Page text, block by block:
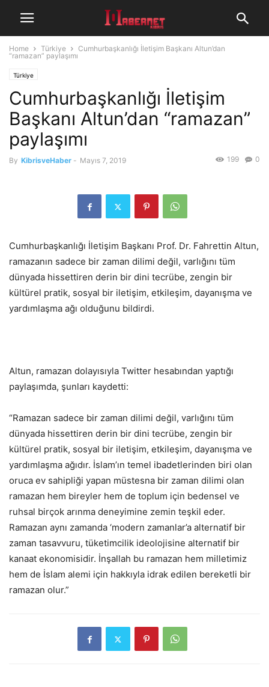
Home Türkiye
Cumhurbaşkanlığı İletişim Başkanı Altun’dan
“ramazan” paylaşımı
Türkiye
Cumhurbaşkanlığı İletişim
Başkanı Altun’dan “ramazan”
paylaşımı
By KibrisveHaber - Mayıs 7, 2019 0
199
Cumhurbaşkanlığı İletişim Başkanı Prof. Dr. Fahrettin Altun,
ramazanın sadece bir zaman dilimi değil, varlığını tüm
dünyada hissettiren derin bir dini tecrübe, zengin bir
kültürel pratik, sosyal bir iletişim, etkileşim, dayanışma ve
yardımlaşma ağı olduğunu bildirdi.
Altun, ramazan dolayısıyla Twitter hesabından yaptığı
paylaşımda, şunları kaydetti:
“Ramazan sadece bir zaman dilimi değil, varlığını tüm
dünyada hissettiren derin bir dini tecrübe, zengin bir
kültürel pratik, sosyal bir iletişim, etkileşim, dayanışma ve
yardımlaşma ağıdır. İslam’ın temel ibadetlerinden biri olan
oruca ev sahipliği yapan müstesna bir zaman dilimi olan
ramazan hem bireyler hem de toplum için bedensel ve
ruhsal birçok arınma deneyimine zemin teşkil eder.
Ramazan aynı zamanda ‘modern zamanlar’a alternatif bir
zaman tasavvuru, tüketimcilik ideolojisine alternatif bir
kanaat ekonomisidir. İnşallah bu ramazan hem milletimiz
hem de İslam alemi için hakkıyla idrak edilen bereketli bir
ramazan olur.”